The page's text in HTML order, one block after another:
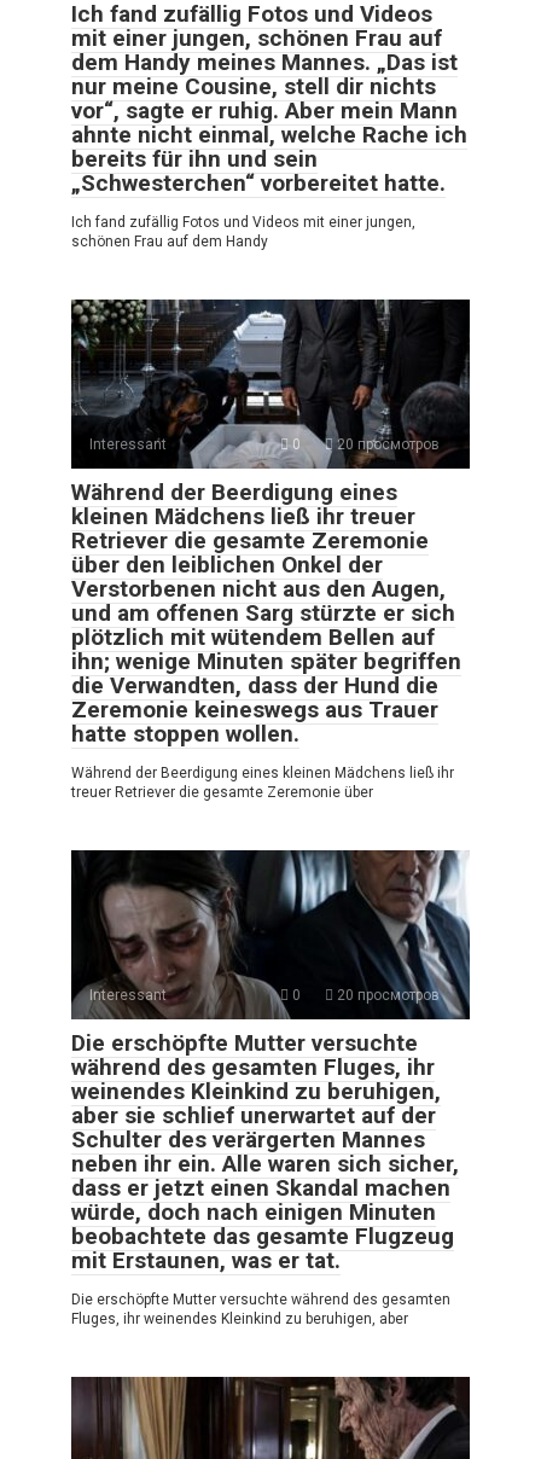
Ich fand zufällig Fotos und Videos
mit einer jungen, schönen Frau auf
dem Handy meines Mannes. „Das ist
nur meine Cousine, stell dir nichts
vor“, sagte er ruhig. Aber mein Mann
ahnte nicht einmal, welche Rache ich
bereits für ihn und sein
„Schwesterchen“ vorbereitet hatte.
Ich fand zufällig Fotos und Videos mit einer jungen,
schönen Frau auf dem Handy
Interessant 0 20 просмотров
Während der Beerdigung eines
kleinen Mädchens ließ ihr treuer
Retriever die gesamte Zeremonie
über den leiblichen Onkel der
Verstorbenen nicht aus den Augen,
und am offenen Sarg stürzte er sich
plötzlich mit wütendem Bellen auf
ihn; wenige Minuten später begriffen
die Verwandten, dass der Hund die
Zeremonie keineswegs aus Trauer
hatte stoppen wollen.
Während der Beerdigung eines kleinen Mädchens ließ ihr
treuer Retriever die gesamte Zeremonie über
Interessant 0 20 просмотров
Die erschöpfte Mutter versuchte
während des gesamten Fluges, ihr
weinendes Kleinkind zu beruhigen,
aber sie schlief unerwartet auf der
Schulter des verärgerten Mannes
neben ihr ein. Alle waren sich sicher,
dass er jetzt einen Skandal machen
würde, doch nach einigen Minuten
beobachtete das gesamte Flugzeug
mit Erstaunen, was er tat.
Die erschöpfte Mutter versuchte während des gesamten
Fluges, ihr weinendes Kleinkind zu beruhigen, aber